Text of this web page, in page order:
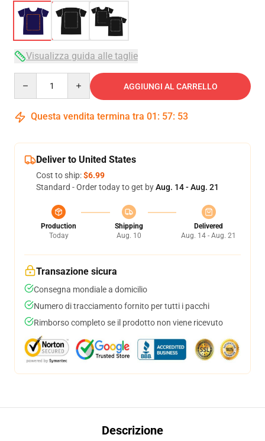
Visualizza guida alle taglie
AGGIUNGI AL CARRELLO
Questa vendita termina tra 01 : 57: 53
Deliver to United States
Cost to ship:$6.99
Standard - Order today to get byAug. 14 - Aug. 21
Production
Today
Shipping
Aug. 10
Delivered
Aug. 14 - Aug. 21
Transazione sicura
Consegna mondiale a domicilio
Numero di tracciamento fornito per tutti i pacchi
Rimborso completo se il prodotto non viene ricevuto
Descrizione